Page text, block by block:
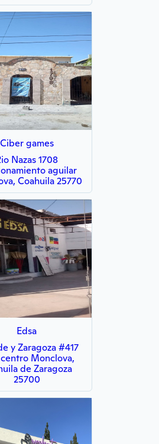
Ciber games
Nazas 1708
aguilar
Coahuila 25770
Edsa
y Zaragoza #417
Monclova,
de Zaragoza
25700